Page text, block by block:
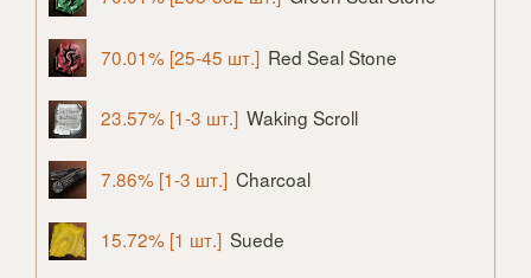
70.01% [25-45 шт.] Red Seal Stone
23.57% [1-3 шт.] Waking Scroll
7.86% [1-3 шт.] Charcoal
15.72% [1 шт.] Suede